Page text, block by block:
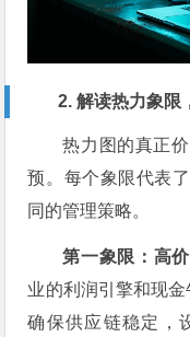
2. 解读热力象限
热力图的真正
预。每个象限代表
同的管理策略。
第一象限：高
业的利润引擎和现金
确保供应链稳定，